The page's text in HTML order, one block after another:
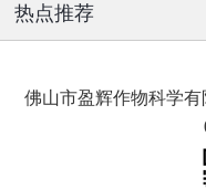
热点推荐
佛山市盈辉作物科学有